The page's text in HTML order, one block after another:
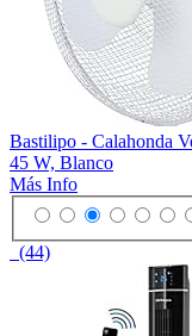
Bastilipo - Calahonda
45 W, Blanco
Más Info
(44)